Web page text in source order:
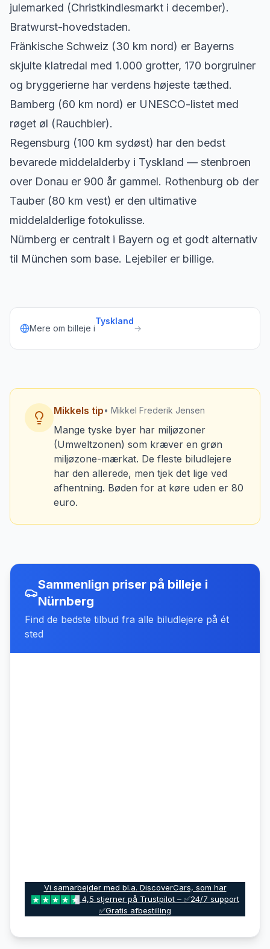
julemarked (Christkindlesmarkt i december).
Bratwurst-hovedstaden.
Fränkische Schweiz (30 km nord) er Bayerns
skjulte klatredal med 1.000 grotter, 170 borgruiner
og bryggerierne har verdens højeste tæthed.
Bamberg (60 km nord) er UNESCO-listet med
røget øl (Rauchbier).
Regensburg (100 km sydøst) har den bedst
bevarede middelalderby i Tyskland — stenbroen
over Donau er 900 år gammel. Rothenburg ob der
Tauber (80 km vest) er den ultimative
middelalderlige fotokulisse.
Nürnberg er centralt i Bayern og et godt alternativ
til München som base. Lejebiler er billige.
Mere om billeje i
Tyskland
→
Mikkels tip• Mikkel Frederik Jensen
Mange tyske byer har miljøzoner
(Umweltzonen) som kræver en grøn
miljøzone-mærkat. De fleste biludlejere
har den allerede, men tjek det lige ved
afhentning. Bøden for at køre uden er 80
euro.
Sammenlign priser på billeje i
Nürnberg
Find de bedste tilbud fra alle biludlejere på ét
sted
Vi samarbejder med bl.a. DiscoverCars, som har
4,5 stjerner på Trustpilot – ✅24/7 support
✅Gratis afbestilling